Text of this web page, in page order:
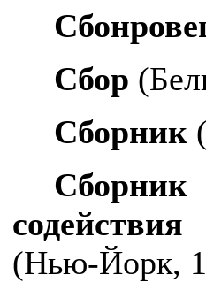
Сбор
Сборник
(Нью-Йорк,